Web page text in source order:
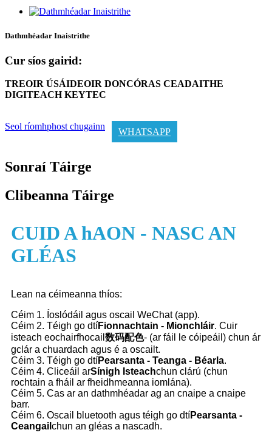
Dathmhéadar Inaistrithe
Cur síos gairid:
TREOIR ÚSÁIDEOIR DONCÓRAS CEADAITHE
DIGITEACH KEYTEC
Seol ríomhphost chugainn
WHATSAPP
Sonraí Táirge
Clibeanna Táirge
CUID A hAON - NASC AN
GLÉAS
Lean na céimeanna thíos:
Céim 1. Íoslódáil agus oscail WeChat (app).
Céim 2. Téigh go dtíFionnachtain - Mionchláir. Cuir
isteach eochairfhocail 数码配色- (ar fáil le cóipeáil) chun ár
gclár a chuardach agus é a oscailt.
Céim 3. Téigh go dtíPearsanta - Teanga - Béarla.
Céim 4. Cliceáil arSínigh Isteachchun clárú (chun
rochtain a fháil ar fheidhmeanna iomlána).
Céim 5. Cas ar an dathmhéadar ag an cnaipe a cnaipe
barr.
Céim 6. Oscail bluetooth agus téigh go dtíPearsanta -
Ceangail chun an gléas a nascadh.